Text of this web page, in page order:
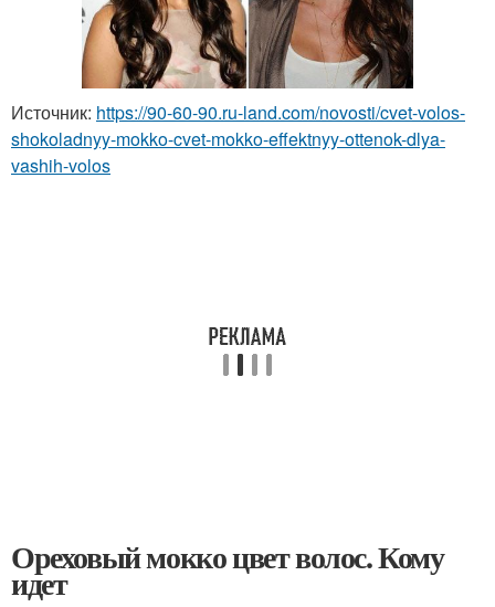
Источник: https://90-60-90.ru-land.com/novosti/cvet-volos-
shokoladnyy-mokko-cvet-mokko-effektnyy-ottenok-dlya-
vashih-volos
Ореховый мокко цвет волос. Кому
идет